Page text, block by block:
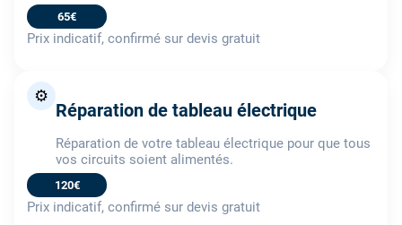
65€
Prix indicatif, confirmé sur devis gratuit
⚙️
Réparation de tableau électrique
Réparation de votre tableau électrique pour que tous
vos circuits soient alimentés.
120€
Prix indicatif, confirmé sur devis gratuit